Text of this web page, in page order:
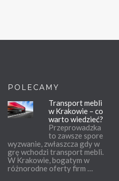
POLECAMY
Transport mebli
w Krakowie – co
warto wiedzieć?
Przeprowadzka
to zawsze spore
wyzwanie, zwłaszcza gdy w
grę wchodzi transport mebli.
W Krakowie, bogatym w
różnorodne oferty firm …